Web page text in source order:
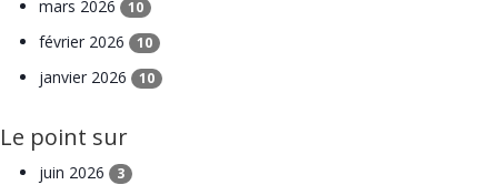
mars 2026 10
février 2026 10
janvier 2026 10
Le point sur
juin 2026 3